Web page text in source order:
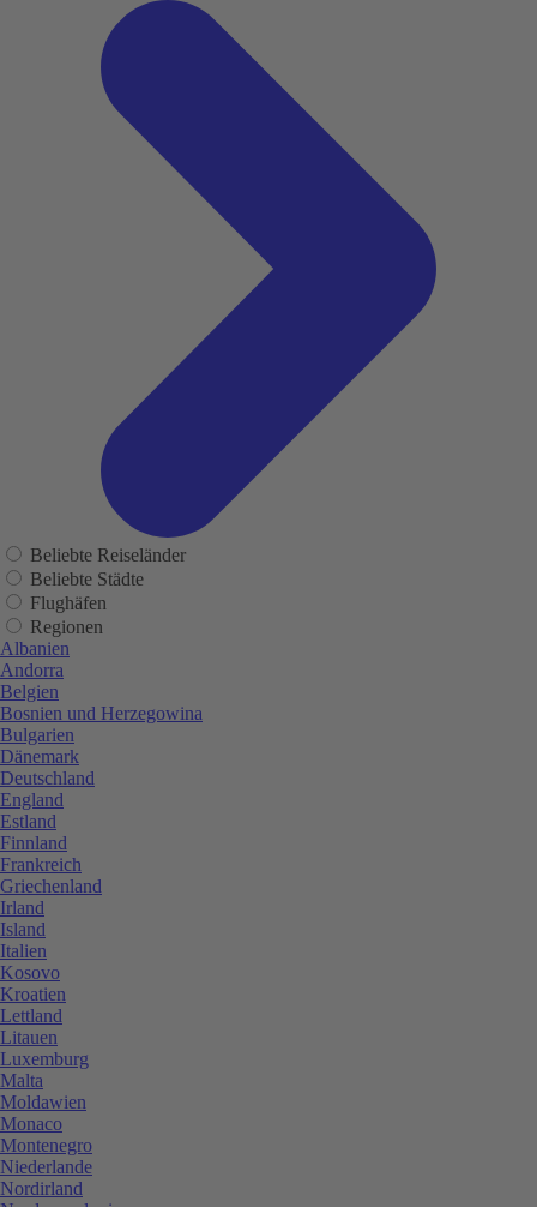
Beliebte Reiseländer
Beliebte Städte
Flughäfen
Regionen
Albanien
Andorra
Belgien
Bosnien und Herzegowina
Bulgarien
Dänemark
Deutschland
England
Estland
Finnland
Frankreich
Griechenland
Irland
Island
Italien
Kosovo
Kroatien
Lettland
Litauen
Luxemburg
Malta
Moldawien
Monaco
Montenegro
Niederlande
Nordirland